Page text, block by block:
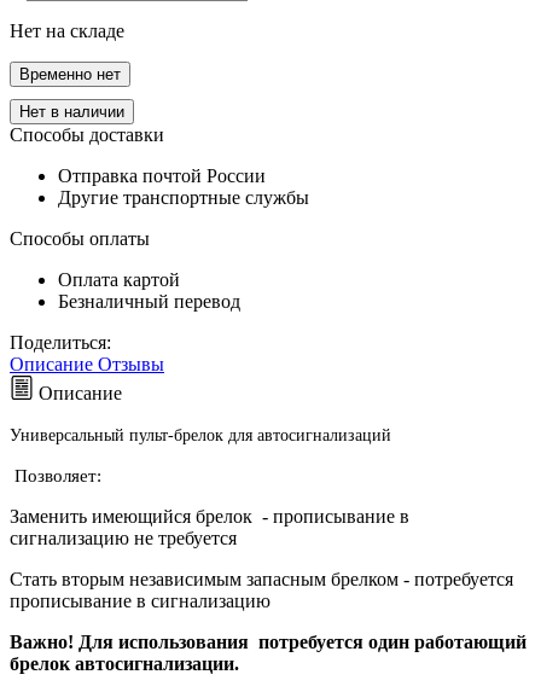
Нет на складе
Временно нет
Нет в наличии
Способы доставки
Отправка почтой России
Другие транспортные службы
Способы оплаты
Оплата картой
Безналичный перевод
Поделиться:
Описание Отзывы
Описание
Универсальный пульт-брелок для автосигнализаций
Позволяет:
Заменить имеющийся брелок - прописывание в
сигнализацию не требуется
Стать вторым независимым запасным брелком - потребуется
прописывание в сигнализацию
Важно! Для использования потребуется один работающий
брелок автосигнализации.